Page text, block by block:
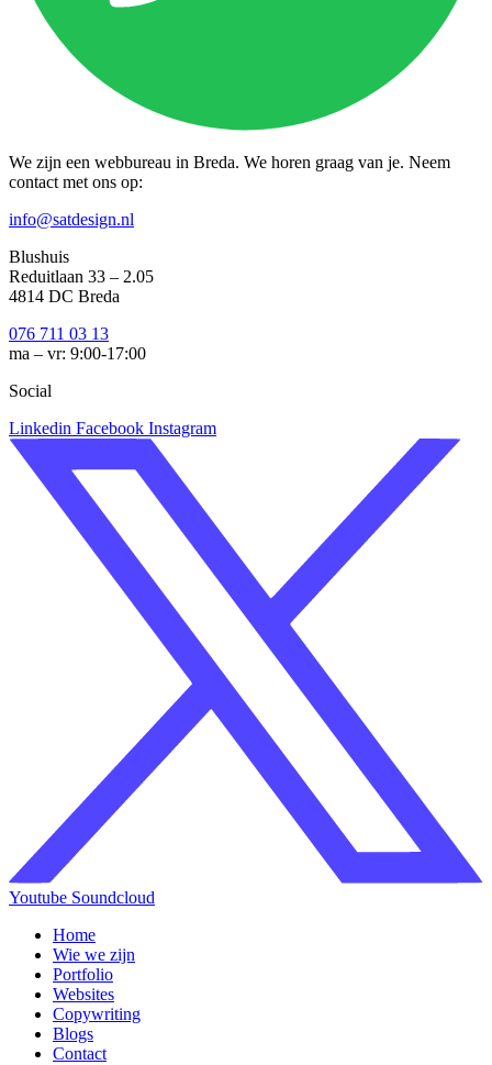
We zijn een webbureau in Breda. We horen graag van je. Neem
contact met ons op:
info@satdesign.nl
Blushuis
Reduitlaan 33 – 2.05
4814 DC Breda
076 711 03 13
ma – vr: 9:00-17:00
Social
Linkedin Facebook Instagram
Youtube Soundcloud
Home
Wie we zijn
Portfolio
Websites
Copywriting
Blogs
Contact